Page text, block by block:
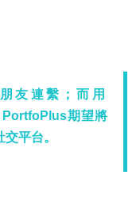
友連繫；而用
期望將
平台。